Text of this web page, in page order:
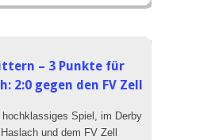
– 3 Punkte für
2:0 gegen den FV Zell
Spiel, im Derby
und dem FV Zell